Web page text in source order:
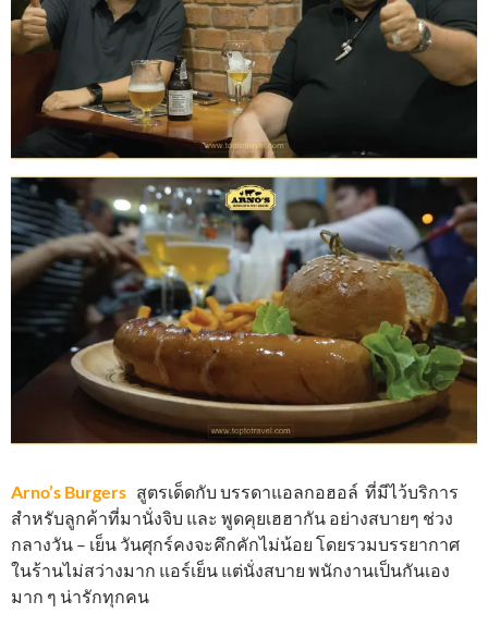
Arno’s Burgers สูตรเด็ดกับ บรรดาแอลกอฮอล์ ที่มีไว้บริการ
สำหรับลูกค้าที่มานั่งจิบ และ พูดคุยเฮฮากัน อย่างสบายๆ ช่วง
กลางวัน – เย็น วันศุกร์คงจะคึกคักไม่น้อย โดยรวมบรรยากาศ
ในร้านไม่สว่างมาก แอร์เย็น แต่นั่งสบาย พนักงานเป็นกันเอง
มาก ๆ น่ารักทุกคน